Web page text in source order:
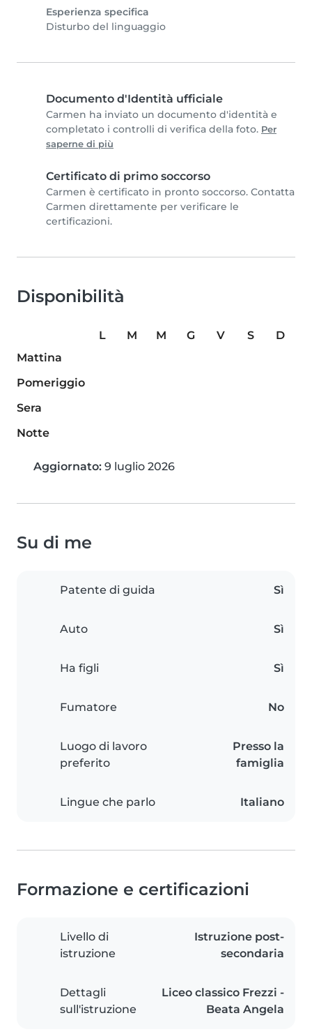
Esperienza specifica
Disturbo del linguaggio
Documento d'Identità ufficiale
Carmen ha inviato un documento d'identità e
completato i controlli di verifica della foto. Per
saperne di più
Certificato di primo soccorso
Carmen è certificato in pronto soccorso. Contatta
Carmen direttamente per verificare le
certificazioni.
Disponibilità
L M M G V S
D
Mattina
Pomeriggio
Sera
Notte
Aggiornato: 9 luglio 2026
Su di me
Patente di guida Sì
Auto Sì
Ha figli Sì
Fumatore No
Luogo di lavoro
preferito
Presso la
famiglia
Lingue che parlo Italiano
Formazione e certificazioni
Livello di
istruzione
Istruzione post-
secondaria
Dettagli
sull'istruzione
Liceo classico Frezzi -
Beata Angela